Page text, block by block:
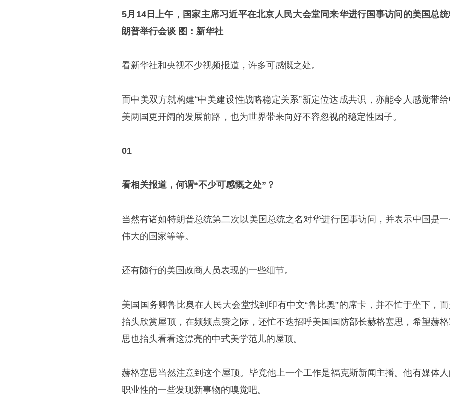
5月14日上午，国家主席习近平在北京人民大会堂同来华进行国事访问的美国总
朗普举行会谈 图：新华社
看新华社和央视不少视频报道，许多可感慨之处。
而中美双方就构建“中美建设性战略稳定关系”新定位达成共识，亦能令人感觉带给
美两国更开阔的发展前路，也为世界带来向好不容忽视的稳定性因子。
01
看相关报道，何谓“不少可感慨之处”？
当然有诸如特朗普总统第二次以美国总统之名对华进行国事访问，并表示中国是
伟大的国家等等。
还有随行的美国政商人员表现的一些细节。
美国国务卿鲁比奥在人民大会堂找到印有中文“鲁比奥”的席卡，并不忙于坐下，
抬头欣赏屋顶，在频频点赞之际，还忙不迭招呼美国国防部长赫格塞思，希望赫
思也抬头看看这漂亮的中式美学范儿的屋顶。
赫格塞思当然注意到这个屋顶。毕竟他上一个工作是福克斯新闻主播。他有媒体
职业性的一些发现新事物的嗅觉吧。